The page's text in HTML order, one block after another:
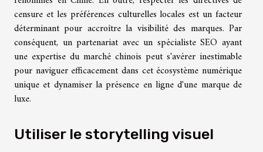
censure et les préférences culturelles locales est un facteur
déterminant pour accroître la visibilité des marques. Par
conséquent, un partenariat avec un spécialiste SEO ayant
une expertise du marché chinois peut s'avérer inestimable
pour naviguer efficacement dans cet écosystème numérique
unique et dynamiser la présence en ligne d'une marque de
luxe.
Utiliser le storytelling visuel